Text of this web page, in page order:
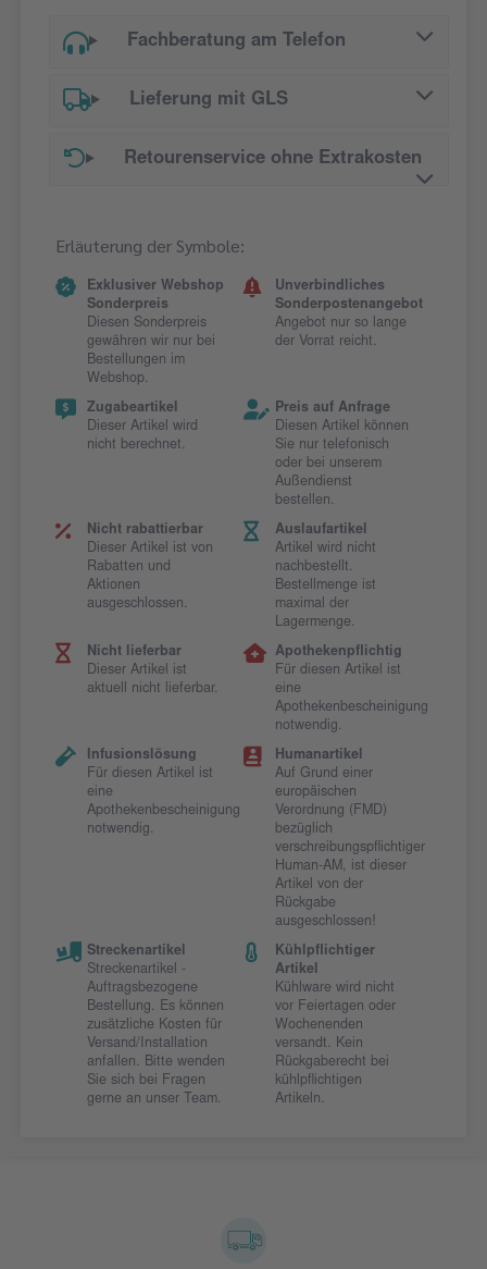
Fachberatung am Telefon
Lieferung mit GLS
Retourenservice ohne Extrakosten
Erläuterung der Symbole:
Exklusiver Webshop
Sonderpreis
Diesen Sonderpreis
gewähren wir nur bei
Bestellungen im
Webshop.
Unverbindliches
Sonderpostenangebot
Angebot nur so lange
der Vorrat reicht.
Zugabeartikel
Dieser Artikel wird
nicht berechnet.
Preis auf Anfrage
Diesen Artikel können
Sie nur telefonisch
oder bei unserem
Außendienst
bestellen.
Nicht rabattierbar
Dieser Artikel ist von
Rabatten und
Aktionen
ausgeschlossen.
Auslaufartikel
Artikel wird nicht
nachbestellt.
Bestellmenge ist
maximal der
Lagermenge.
Nicht lieferbar
Dieser Artikel ist
aktuell nicht lieferbar.
Apothekenpflichtig
Für diesen Artikel ist
eine
Apothekenbescheinigung
notwendig.
Infusionslösung
Für diesen Artikel ist
eine
Apothekenbescheinigung
notwendig.
Humanartikel
Auf Grund einer
europäischen
Verordnung (FMD)
bezüglich
verschreibungspflichtiger
Human-AM, ist dieser
Artikel von der
Rückgabe
ausgeschlossen!
Streckenartikel
Streckenartikel -
Auftragsbezogene
Bestellung. Es können
zusätzliche Kosten für
Versand/Installation
anfallen. Bitte wenden
Sie sich bei Fragen
gerne an unser Team.
Kühlpflichtiger
Artikel
Kühlware wird nicht
vor Feiertagen oder
Wochenenden
versandt. Kein
Rückgaberecht bei
kühlpflichtigen
Artikeln.